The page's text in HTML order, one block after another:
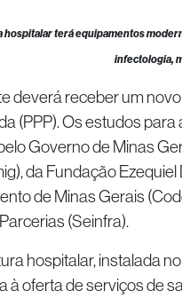
hospitalar terá equipamentos
infectologia,
deverá receber um
(PPP). Os estudos
Governo de Minas
da Fundação
de Minas Gerais
(Seinfra).
hospitalar, instalada
à oferta de serviços de